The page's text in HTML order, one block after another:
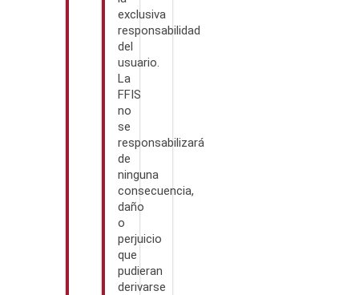
exclusiva
responsabilidad
del
usuario.
La
FFIS
no
se
responsabilizará
de
ninguna
consecuencia,
daño
o
perjuicio
que
pudieran
derivarse